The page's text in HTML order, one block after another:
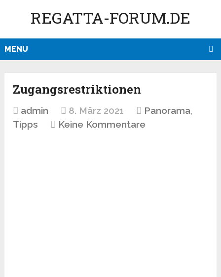
REGATTA-FORUM.DE
MENU
Zugangsrestriktionen
admin 8. März 2021 Panorama,
Tipps
Keine Kommentare